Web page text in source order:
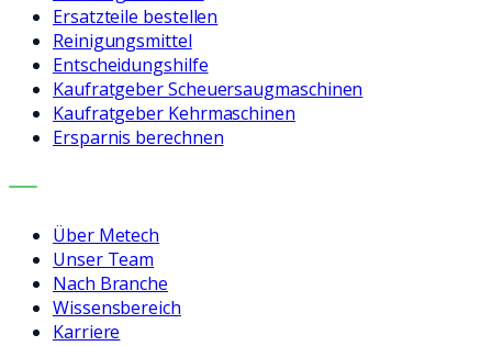
Ersatzteile bestellen
Reinigungsmittel
Entscheidungshilfe
Kaufratgeber Scheuersaugmaschinen
Kaufratgeber Kehrmaschinen
Ersparnis berechnen
UNTERNEHMEN
Über Metech
Unser Team
Nach Branche
Wissensbereich
Karriere